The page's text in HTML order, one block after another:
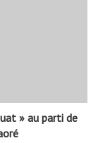
» au parti de